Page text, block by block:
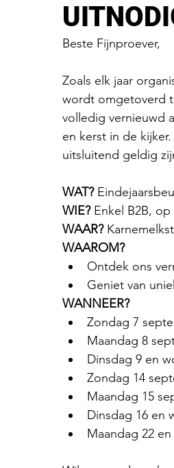
Beste Fijnproever,
Zoals elk jaar
wordt omgetoverd
volledig vernieuwd
en kerst in de kijker.
uitsluitend geldig
WAT?
WIE? Enkel B2B, op
WAAR?
WAAROM?
Ontdek ons
Geniet van
WANNEER?
Zondag 7
Maandag 8
Dinsdag 9 en
Zondag 14
Maandag 15
Dinsdag 16 en
Maandag 22